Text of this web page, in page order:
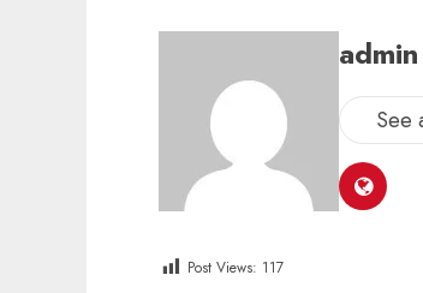
admin
See
Post Views: 117